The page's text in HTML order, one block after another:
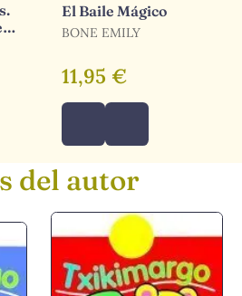
El Baile Mágico
BONE EMILY
11,95 €
del autor